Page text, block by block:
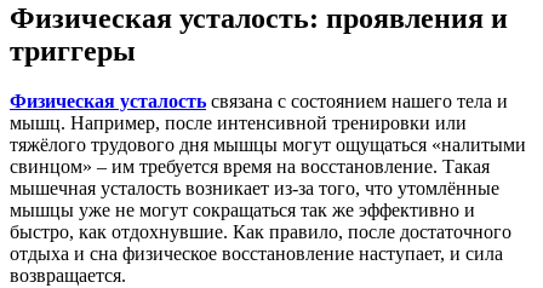
Физическая усталость: проявления и
триггеры
Физическая усталость связана с состоянием нашего тела и
мышц. Например, после интенсивной тренировки или
тяжёлого трудового дня мышцы могут ощущаться «налитыми
свинцом» – им требуется время на восстановление. Такая
мышечная усталость возникает из-за того, что утомлённые
мышцы уже не могут сокращаться так же эффективно и
быстро, как отдохнувшие. Как правило, после достаточного
отдыха и сна физическое восстановление наступает, и сила
возвращается.